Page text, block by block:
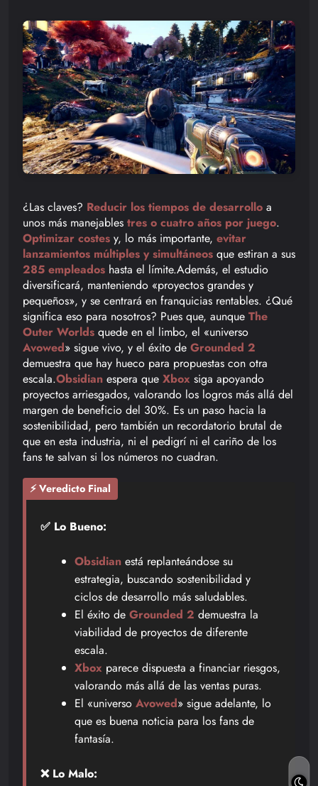
¿Las claves? Reducir los tiempos de desarrollo a
unos más manejables tres o cuatro años por juego.
Optimizar costes y, lo más importante, evitar
lanzamientos múltiples y simultáneos que estiran a sus
285 empleados hasta el límite.Además, el estudio
diversificará, manteniendo «proyectos grandes y
pequeños», y se centrará en franquicias rentables. ¿Qué
significa eso para nosotros? Pues que, aunque The
Outer Worlds quede en el limbo, el «universo
Avowed» sigue vivo, y el éxito de Grounded 2
demuestra que hay hueco para propuestas con otra
escala.Obsidian espera que Xbox siga apoyando
proyectos arriesgados, valorando los logros más allá del
margen de beneficio del 30%. Es un paso hacia la
sostenibilidad, pero también un recordatorio brutal de
que en esta industria, ni el pedigrí ni el cariño de los
fans te salvan si los números no cuadran.
⚡ Veredicto Final
✅ Lo Bueno:
Obsidian está replanteándose su
estrategia, buscando sostenibilidad y
ciclos de desarrollo más saludables.
El éxito de Grounded 2 demuestra la
viabilidad de proyectos de diferente
escala.
Xbox parece dispuesta a financiar riesgos,
valorando más allá de las ventas puras.
El «universo Avowed» sigue adelante, lo
que es buena noticia para los fans de
fantasía.
❌ Lo Malo: